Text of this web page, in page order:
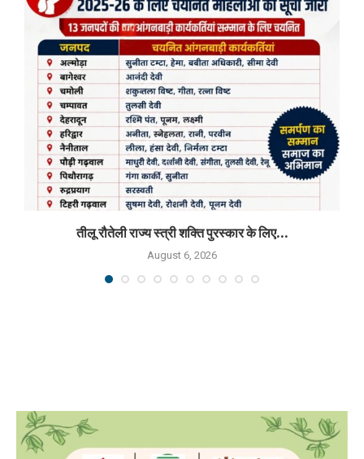
तीलू रौतेली राज्य स्त्री शक्ति पुरस्कार के लिए...
August 6, 2026